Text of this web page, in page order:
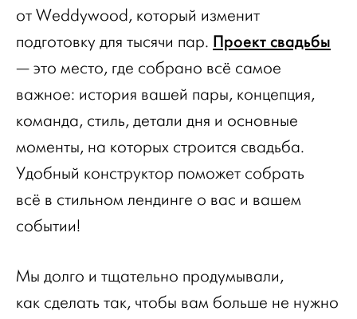
от Weddywood, который изменит
подготовку для тысячи пар. Проект свадьбы
— это место, где собрано всё самое
важное: история вашей пары, концепция,
команда, стиль, детали дня и основные
моменты, на которых строится свадьба.
Удобный конструктор поможет собрать
всё в стильном лендинге о вас и вашем
событии!
Мы долго и тщательно продумывали,
как сделать так, чтобы вам больше не нужно